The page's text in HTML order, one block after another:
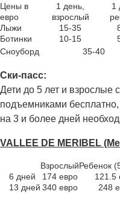
Цены в
евро
1 день,
взрослый
1
Лыжи
15-35
Ботинки
10-15
Сноуборд
35-40
Ски-пасс:
Дети до 5 лет и взрослые
подъемниками
на 3 и более дней
VALLEE DE MERIBEL
ВзрослыйРебенок
6 дней
174 евро 121.5
13 дней 340 евро 248